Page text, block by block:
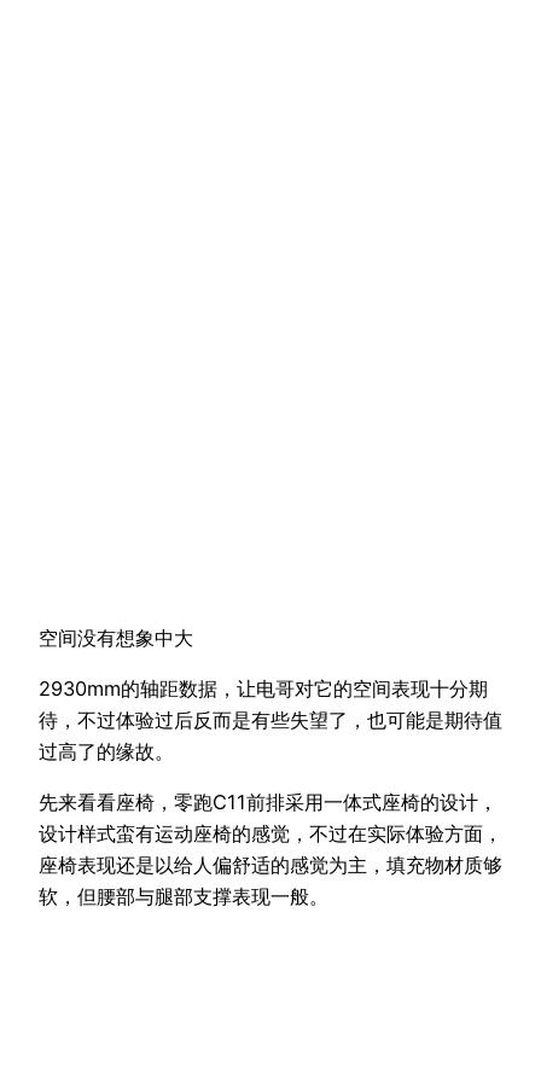
空间没有想象中大
2930mm的轴距数据，让电哥对它的空间表现十分期
待，不过体验过后反而是有些失望了，也可能是期待值
过高了的缘故。
先来看看座椅，零跑C11前排采用一体式座椅的设计，
设计样式蛮有运动座椅的感觉，不过在实际体验方面，
座椅表现还是以给人偏舒适的感觉为主，填充物材质够
软，但腰部与腿部支撑表现一般。